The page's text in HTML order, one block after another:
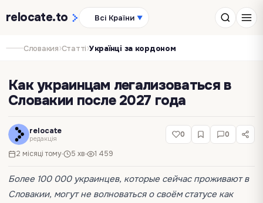
relocate.to Всі Країни ▼
Словакия›Статті›Українці за кордоном
Как украинцам легализоваться в
Словакии после 2027 года
relocate
редакція
2 місяці тому 5 хв 1 459
0 0
Более 100 000 украинцев, которые сейчас проживают в
Словакии, могут не волноваться о своём статусе как